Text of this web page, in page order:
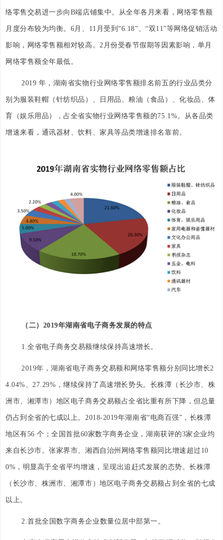
络零售交易进一步向B端店铺集中。从全年各月来看，网络零售额
月度分布较为均衡。6月、11月受到“6.18”、“双11”等网络促销活动
影响，网络零售额相对较高。2月份受春节假期等因素影响，单月
网络零售额全年最低。
2019 年，湖南省实物行业网络零售额排名前五的行业品类分
别为服装鞋帽（针纺织品）、日用品、粮油（食品）、化妆品、体
育（娱乐用品），占全省实物行业网络零售额的75.1%。从各品类
增速来看，通讯器材、饮料、家具等品类增速排名靠前。
（二）2019年湖南省电子商务发展的特点
1.全省电子商务交易额继续保持高速增长。
2019年，湖南省电子商务交易额和网络零售额分别同比增长2
4.04%、27.29%，继续保持了高速增长势头。长株潭（长沙市、株
洲市、湘潭市）地区电子商务交易额占全省比重有所下降，但总量
仍占到全省的七成以上。2018-2019年湖南省“电商百强”，长株潭
地区有56 个；全国首批60家数字商务企业，湖南获评的3家企业均
来自长沙市。张家界市、湘西自治州网络零售额同比增速超过10
0%，明显高于全省平均增速，呈现出追赶式发展的态势。长株潭
（长沙市、株洲市、湘潭市）地区电子商务交易额占到全省的七成
以上。
2.首批全国数字商务企业数量位居中部第一。